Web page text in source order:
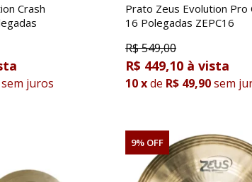
Crash
sem juros
Prato Zeus Evolution Pro
16 Polegadas ZEPC16
R$549,00
R$ 449,10
10xde R$ 49,90sem
9% OFF